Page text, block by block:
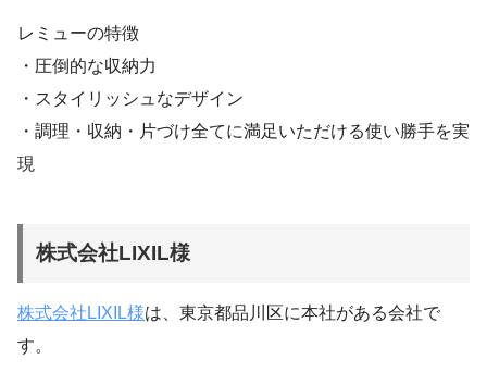
レミューの特徴
・圧倒的な収納力
・スタイリッシュなデザイン
・調理・収納・片づけ全てに満足いただける使い勝手を実
現
株式会社LIXIL様
株式会社LIXIL様は、東京都品川区に本社がある会社で
す。